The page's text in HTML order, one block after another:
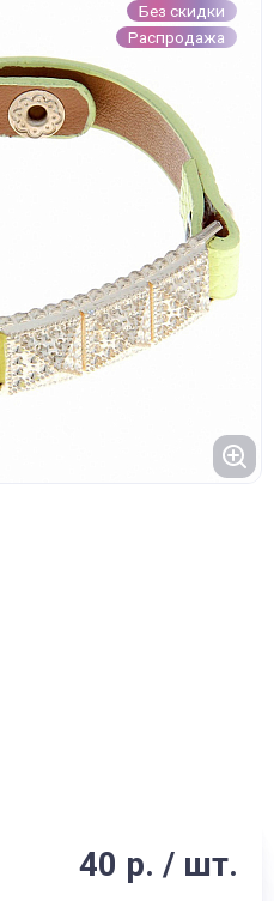
Без скидки
Распродажа
40 р. / шт.